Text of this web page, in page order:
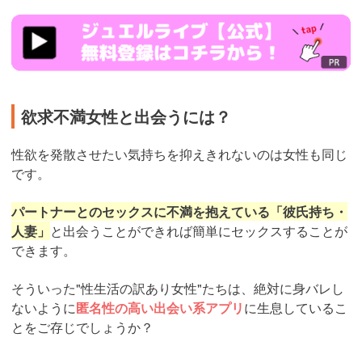
https://www.j-
live.tv/LiveChat/acs.php?
si=jwchatt&pid=MLA5661_0004&pa=lp40.php
欲求不満女性と出会うには？
性欲を発散させたい気持ちを抑えきれないのは女性も同じ
です。
パートナーとのセックスに不満を抱えている「彼氏持ち・
人妻」 と出会うことができれば簡単にセックスすることが
できます。
そういった"性生活の訳あり女性"たちは、絶対に身バレし
ないように匿名性の高い出会い系アプリに生息しているこ
とをご存じでしょうか？